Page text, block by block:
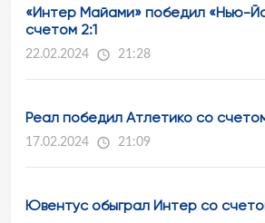
«Интер Майами» победил «Нью-
счетом 2:1
22.02.2024 21:28
Реал победил Атлетико со
17.02.2024 21:09
Ювентус обыграл Интер со